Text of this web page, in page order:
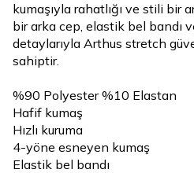
kumaşıyla rahatlığı ve stili bir
bir arka cep, elastik bel bandı
detaylarıyla Arthus stretch
sahiptir.
%90 Polyester %10 Elastan
Hafif kumaş
Hızlı kuruma
4-yöne esneyen kumaş
Elastik bel bandı